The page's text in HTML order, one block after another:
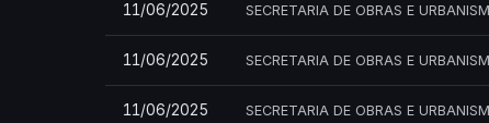
11/06/2025 SECRETARIA DE OBRAS E
11/06/2025 SECRETARIA DE OBRAS E
11/06/2025 SECRETARIA DE OBRAS E